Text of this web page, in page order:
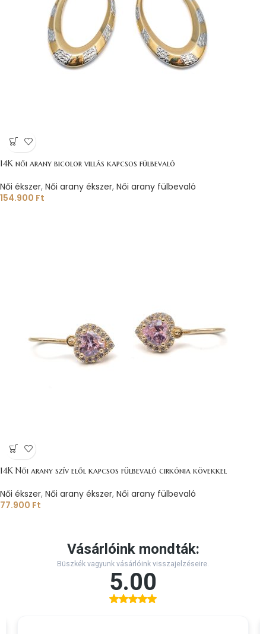
14K női arany bicolor villás kapcsos fülbevaló
Női ékszer, Női arany ékszer, Női arany fülbevaló
154.900 Ft
14K Női arany szív elől kapcsos fülbevaló cirkónia kövekkel
Női ékszer, Női arany ékszer, Női arany fülbevaló
77.900 Ft